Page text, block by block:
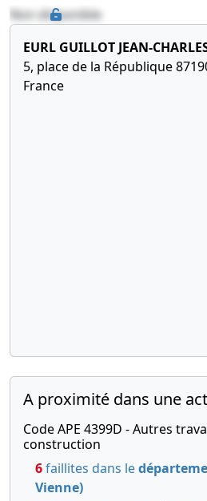
Non disponible
EURL GUILLOT JEAN-
5, place de la République
France
A proximité dans une
Code APE 4399D - Autres
construction
6faillites dans le
Vienne)